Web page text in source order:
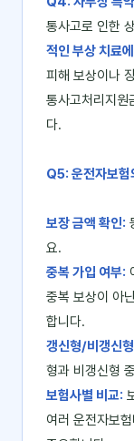
통사고로 인한
적인 부상 치료
피해 보상이나
통사고처리지원
다.
Q5: 운전자보험
보장 금액 확인:
요.
중복 가입 여부:
중복 보상이 아
합니다.
갱신형/비갱신
형과 비갱신형
보험사별 비교:
여러 운전자보